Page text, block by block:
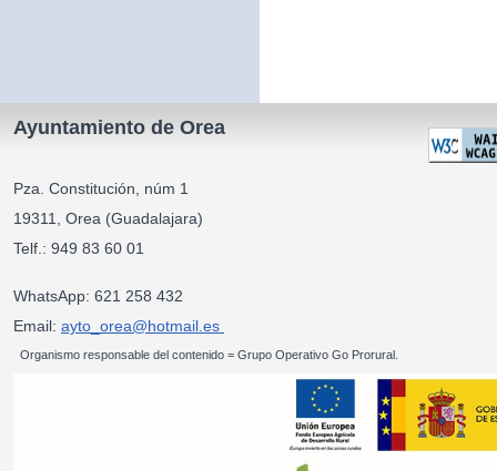
Ayuntamiento de Orea
Pza. Constitución, núm 1
19311, Orea (Guadalajara)
Telf.: 949 83 60 01
WhatsApp: 621 258 432
Email: ayto_orea@hotmail.es
Organismo responsable del contenido = Grupo Operativo Go Prorural.